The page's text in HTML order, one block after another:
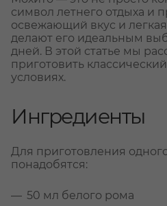
символ летнего отдыха и
освежающий вкус и
делают его идеальным
дней. В этой статье мы
приготовить
условиях.
Ингредиенты
Для приготовления
понадобятся:
50 мл белого рома